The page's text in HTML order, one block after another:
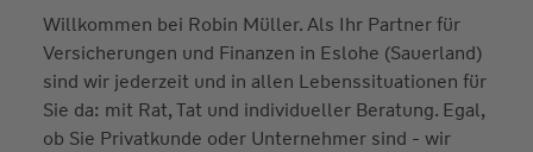
Willkommen bei Robin Müller. Als Ihr Partner für
Versicherungen und Finanzen in Eslohe (Sauerland)
sind wir jederzeit und in allen Lebenssituationen für
Sie da: mit Rat, Tat und individueller Beratung. Egal,
ob Sie Privatkunde oder Unternehmer sind - wir